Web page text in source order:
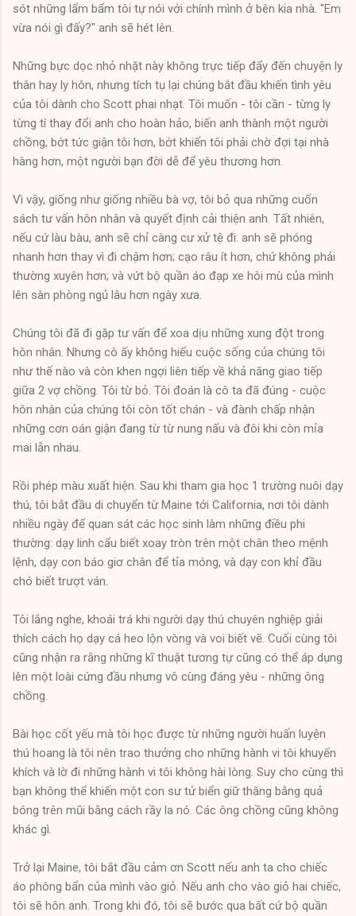
sót những lẩm bẩm tôi tự nói với chính mình ở bên kia nhà. "Em
vừa nói gì đấy?" anh sẽ hét lên.
Những bực dọc nhỏ nhặt này không trực tiếp đẩy đến chuyện ly
thân hay ly hôn, nhưng tích tụ lại chúng bắt đầu khiến tình yêu
của tôi dành cho Scott phai nhạt. Tôi muốn - tôi cần - từng ly
từng tí thay đổi anh cho hoàn hảo, biến anh thành một người
chồng, bớt tức giận tôi hơn, bớt khiến tôi phải chờ đợi tại nhà
hàng hơn, một người bạn đời dễ để yêu thương hơn.
Vì vậy, giống như giống nhiều bà vợ, tôi bỏ qua những cuốn
sách tư vấn hôn nhân và quyết định cải thiện anh. Tất nhiên,
nếu cứ làu bàu, anh sẽ chỉ càng cư xử tệ đi: anh sẽ phóng
nhanh hơn thay vì đi chậm hơn; cạo râu ít hơn, chứ không phải
thường xuyên hơn; và vứt bộ quần áo đạp xe hôi mù của mình
lên sàn phòng ngủ lâu hơn ngày xưa.
Chúng tôi đã đi gặp tư vấn để xoa dịu những xung đột trong
hôn nhân. Nhưng cô ấy không hiểu cuộc sống của chúng tôi
như thế nào và còn khen ngợi liên tiếp về khả năng giao tiếp
giữa 2 vợ chồng. Tôi từ bỏ. Tôi đoán là cô ta đã đúng - cuộc
hôn nhân của chúng tôi còn tốt chán - và đành chấp nhận
những cơn oán giận đang từ từ nung nấu và đôi khi còn mỉa
mai lẫn nhau.
Rồi phép màu xuất hiện. Sau khi tham gia học 1 trường nuôi dạy
thú, tôi bắt đầu di chuyển từ Maine tới California, nơi tôi dành
nhiều ngày để quan sát các học sinh làm những điều phi
thường: dạy linh cẩu biết xoay tròn trên một chân theo mệnh
lệnh, dạy con báo giơ chân để tỉa móng, và dạy con khỉ đầu
chó biết trượt ván.
Tôi lắng nghe, khoái trá khi người dạy thú chuyên nghiệp giải
thích cách họ dạy cá heo lộn vòng và voi biết vẽ. Cuối cùng tôi
cũng nhận ra rằng những kĩ thuật tương tự cũng có thể áp dụng
lên một loài cứng đầu nhưng vô cùng đáng yêu - những ông
chồng.
Bài học cốt yếu mà tôi học được từ những người huấn luyện
thú hoang là tôi nên trao thưởng cho những hành vi tôi khuyến
khích và lờ đi những hành vi tôi không hài lòng. Suy cho cùng thì
bạn không thể khiến một con sư tử biển giữ thăng bằng quả
bóng trên mũi bằng cách rầy la nó. Các ông chồng cũng không
khác gì.
Trở lại Maine, tôi bắt đầu cảm ơn Scott nếu anh ta cho chiếc
áo phông bẩn của mình vào giỏ. Nếu anh cho vào giỏ hai chiếc,
tôi sẽ hôn anh. Trong khi đó, tôi sẽ bước qua bất cứ bộ quần